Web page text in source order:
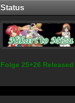
Status
Folge 25+26 Released